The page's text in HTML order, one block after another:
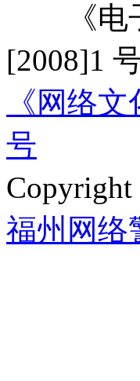
《电子
[2008]1
《网络
号
福州网络